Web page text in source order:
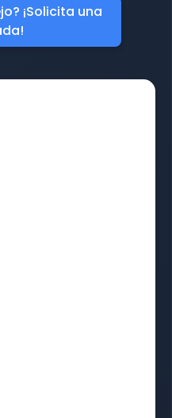
¡Solicita una